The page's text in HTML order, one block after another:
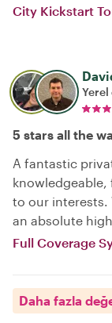
City Kickstart
Yerel
5 stars all the
A fantastic
to our interests.
an absolute
Full Coverage
Daha fazla